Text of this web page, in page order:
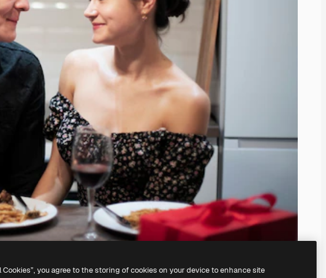
you agree to the storing of cookies on your device to enhance site